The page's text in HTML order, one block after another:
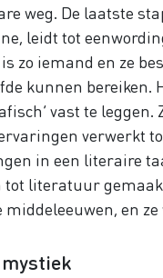
weg. De laatste
leidt tot
zo iemand en ze
kunnen
vast te
verwerkt
in een literaire
literatuur
en